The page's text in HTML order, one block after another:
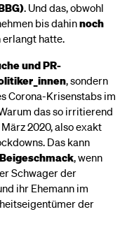
. Und das, obwohl
bis dahinnoch
hatte.
und PR-
, sondern
Corona-Krisenstabs im
das so irritierend
2020, also exakt
Das kann
, wenn
Schwager der
ihr Ehemann im
der